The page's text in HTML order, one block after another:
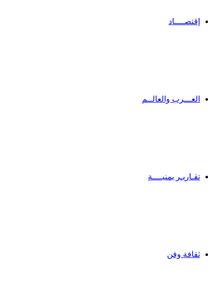
إقتصــــاد
العـــرب والعالــم
تقـاريـر يمنيــــة
ثقافة وفن